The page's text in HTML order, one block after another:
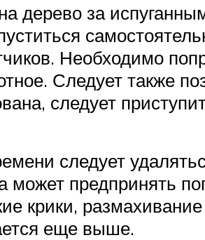
дерево за
Необходимо
Следует также
следует
следует
предпринять
крики,
еще выше.